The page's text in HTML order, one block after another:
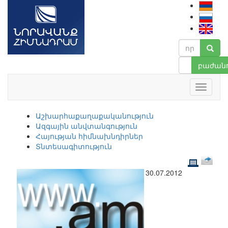
Աշխարհաքաղաքականություն
Ազգային անվտանգություն
Հայության հիմնախնդիրներ
Տնտեսագիտություն
30.07.2012